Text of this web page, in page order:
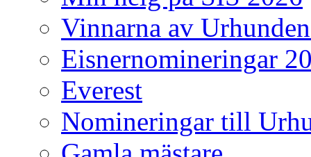
Vinnarna av
Eisnernomineringar
Everest
Nomineringar till